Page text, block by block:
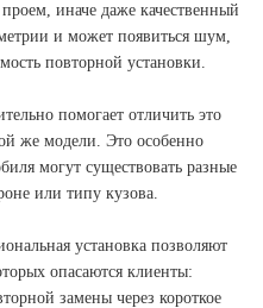
иначе даже качественный
и может появиться шум,
повторной установки.
помогает отличить это
же модели. Это особенно
могут существовать разные
или типу кузова.
установка позволяют
опасаются клиенты:
замены через короткое